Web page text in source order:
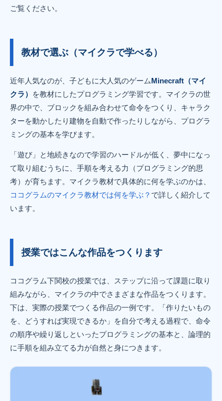
ご覧ください。
教材で選ぶ（マイクラで学べる）
近年人気なのが、子どもに大人気のゲームMinecraft（マイ
クラ）
を教材にしたプログラミング学習です。マイクラの世
界の中で、ブロックを組み合わせて命令をつくり、キャラク
ターを動かしたり建物を自動で作ったりしながら、プログラ
ミングの基本を学びます。
「遊び」と地続きなので学習のハードルが低く、夢中になっ
て取り組むうちに、手順を考える力（プログラミング的思
考）が育ちます。マイクラ教材で具体的に何を学ぶのかは、
ココグラムのマイクラ教材では何を学ぶ？ で詳しく紹介して
います。
授業ではこんな作品をつくります
ココグラム下関校の授業では、ステップに沿って課題に取り
組みながら、マイクラの中でさまざまな作品をつくります。
下は、実際の授業でつくる作品の一例です。「作りたいもの
を、どうすれば実現できるか」を自分で考える過程で、命令
の順序や繰り返しといったプログラミングの基本と、論理的
に手順を組み立てる力が自然と身につきます。